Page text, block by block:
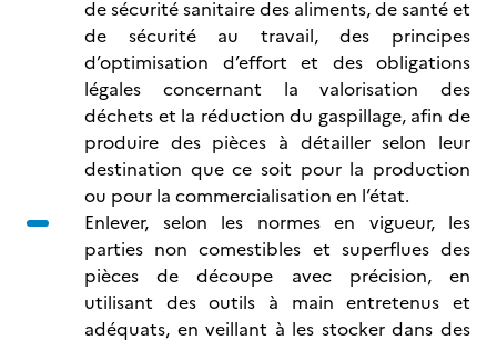
de sécurité sanitaire des aliments, de santé et
de sécurité au travail, des principes
d’optimisation d’effort et des obligations
légales concernant la valorisation des
déchets et la réduction du gaspillage, afin de
produire des pièces à détailler selon leur
destination que ce soit pour la production
ou pour la commercialisation en l’état.
Enlever, selon les normes en vigueur, les
parties non comestibles et superflues des
pièces de découpe avec précision, en
utilisant des outils à main entretenus et
adéquats, en veillant à les stocker dans des